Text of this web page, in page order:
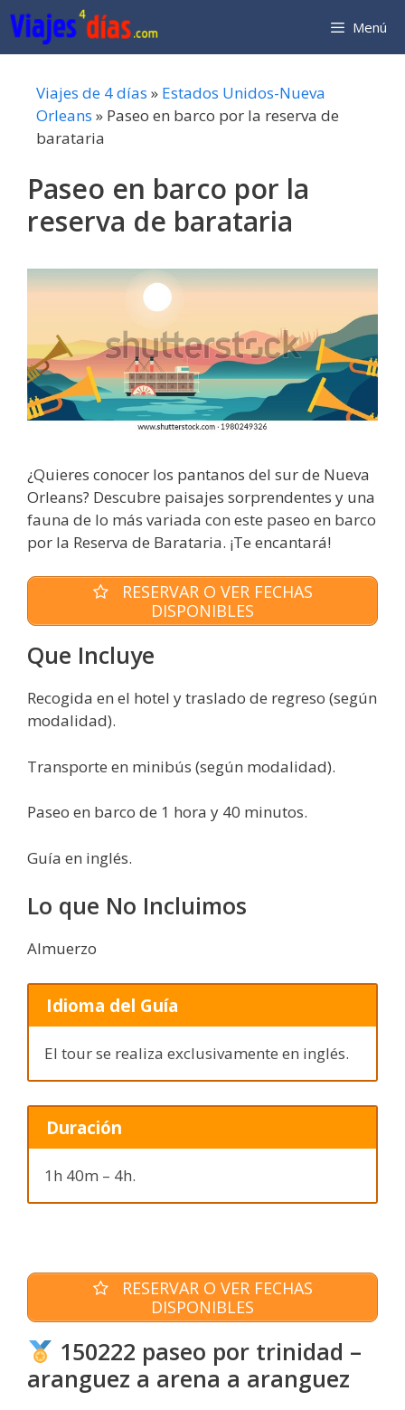
Saltar
al
contenido
Menú
Viajes de 4 días » Estados Unidos-Nueva
Orleans » Paseo en barco por la reserva de
barataria
Paseo en barco por la
reserva de barataria
¿Quieres conocer los pantanos del sur de Nueva
Orleans? Descubre paisajes sorprendentes y una
fauna de lo más variada con este paseo en barco
por la Reserva de Barataria. ¡Te encantará!
RESERVAR O VER FECHAS
DISPONIBLES
Que Incluye
Recogida en el hotel y traslado de regreso (según
modalidad).
Transporte en minibús (según modalidad).
Paseo en barco de 1 hora y 40 minutos.
Guía en inglés.
Lo que No Incluimos
Almuerzo
Idioma del Guía
El tour se realiza exclusivamente en inglés.
Duración
1h 40m – 4h.
RESERVAR O VER FECHAS
DISPONIBLES
150222 paseo por trinidad –
aranguez a arena a aranguez